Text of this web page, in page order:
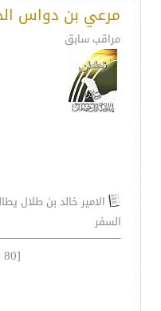
مرعي بن دواس
مراقب سابق
الامير خالد بن طلال
السفر
[frame="2 80"]